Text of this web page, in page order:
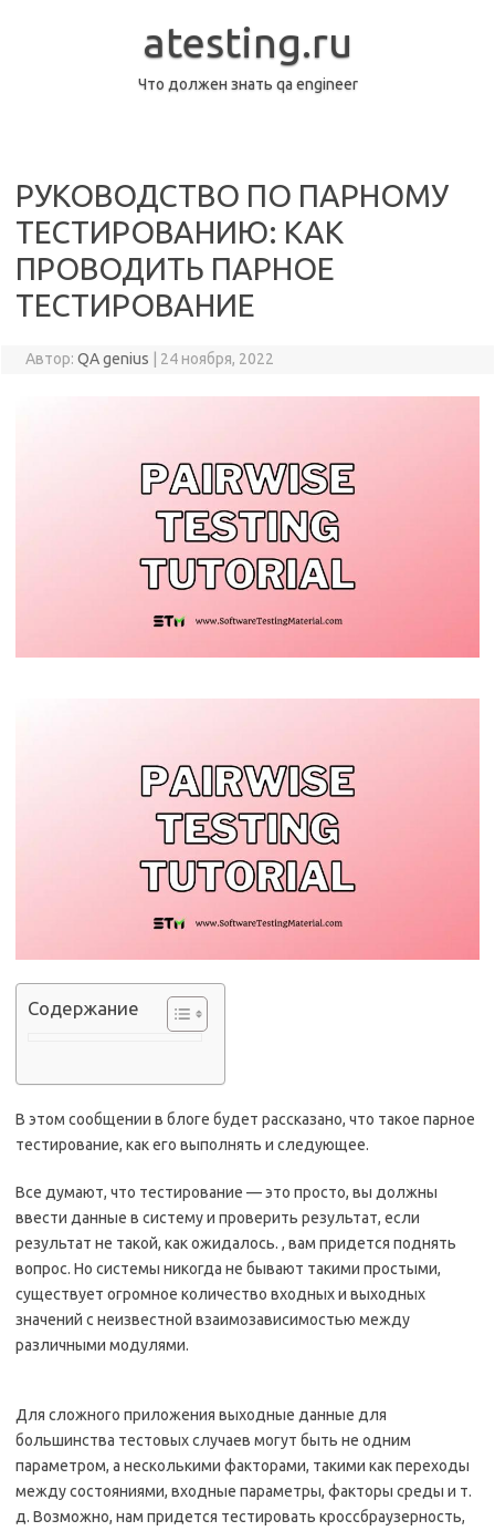
atesting.ru
Что должен знать qa engineer
РУКОВОДСТВО ПО ПАРНОМУ
ТЕСТИРОВАНИЮ: КАК
ПРОВОДИТЬ ПАРНОЕ
ТЕСТИРОВАНИЕ
Автор: QA genius 24 ноября, 2022
Содержание
В этом сообщении в блоге будет рассказано, что такое парное
тестирование, как его выполнять и следующее.
Все думают, что тестирование — это просто, вы должны
ввести данные в систему и проверить результат, если
результат не такой, как ожидалось. , вам придется поднять
вопрос. Но системы никогда не бывают такими простыми,
существует огромное количество входных и выходных
значений с неизвестной взаимозависимостью между
различными модулями.
Для сложного приложения выходные данные для
большинства тестовых случаев могут быть не одним
параметром, а несколькими факторами, такими как переходы
между состояниями, входные параметры, факторы среды и т.
д. Возможно, нам придется тестировать кроссбраузерность,